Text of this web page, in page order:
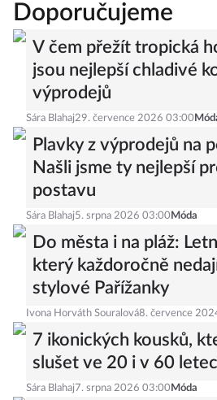
Doporučujeme
V čem přežít tropická
jsou nejlepší chladivé
výprodejů
Sára Blahaj29. července 2026 03:00
Plavky z výprodejů na
Našli jsme ty nejlepší
postavu
Sára Blahaj5. srpna 2026 03:00 Móda
Do města i na pláž:
který každoročně
stylové Pařížanky
Ivona Horváth Souralová8. července
7 ikonických kousků,
slušet ve 20 i v 60
Sára Blahaj 7. srpna 2026 03:00 Móda